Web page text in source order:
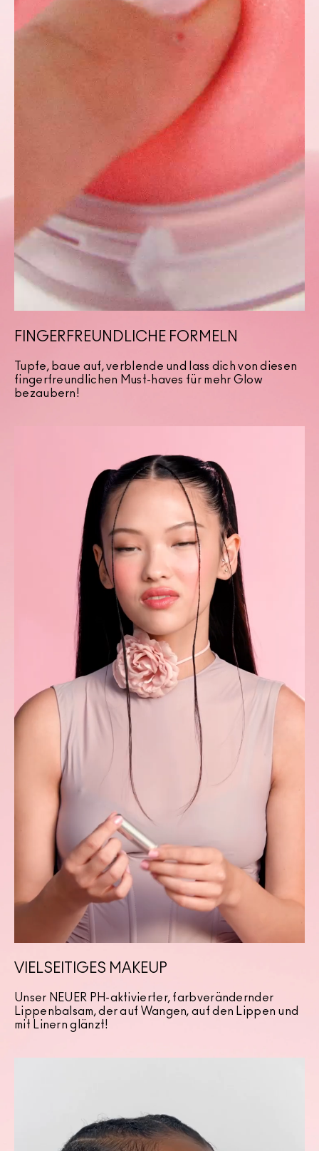
FINGERFREUNDLICHE FORMELN
Tupfe, baue auf, verblende und lass dich von diesen
fingerfreundlichen Must-haves für mehr Glow
bezaubern!
VIELSEITIGES MAKEUP
Unser NEUER PH-aktivierter, farbverändernder
Lippenbalsam, der auf Wangen, auf den Lippen und
mit Linern glänzt!